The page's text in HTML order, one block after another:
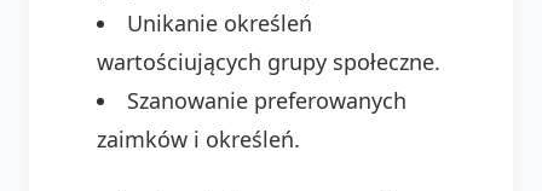
Unikanie określeń
wartościujących grupy społeczne.
Szanowanie preferowanych
zaimków i określeń.